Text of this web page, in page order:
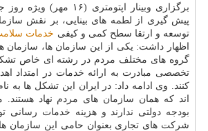
برگزاری وبینار اپتومتری
پیش گیری از لطمه های بینایی، بر نقش
توسعه و ارتقا سطح کمی و کیفی خدمات
اظهار داشت: یکی از این سازمان ها، سازمان
گروه های مختلف مردم در رشته ای خاص
تخصصی مبادرت به ارائه خدمات در امتداد
کنند. وی ادامه داد: در ایران این تشکل ها
اند که همان سازمان های مردم نهاد هستند.
بودجه دولتی ندارند و هزینه خدمات رسانی
شرکت های تجاری بعنوان حامی این سازمان